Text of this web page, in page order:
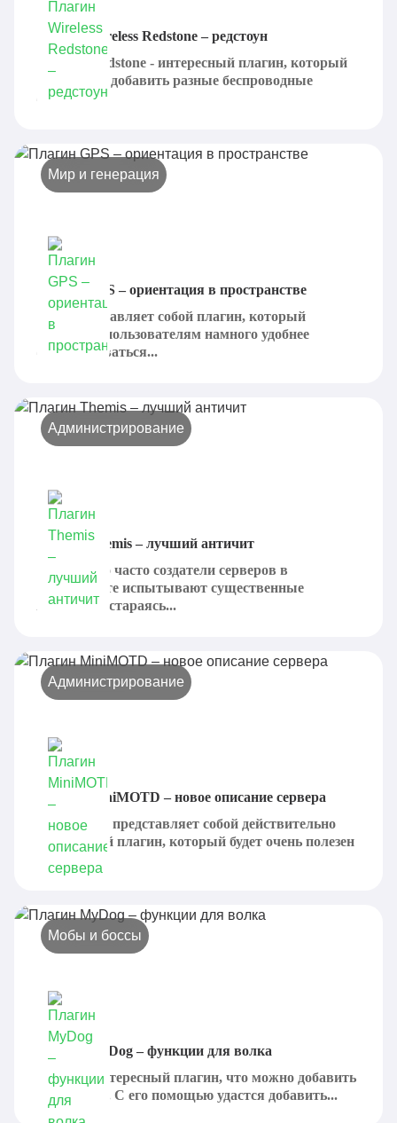
Плагин Wireless Redstone – редстоун
Wireless Redstone - интересный плагин, который
предлагает добавить разные беспроводные
схемы,...
Мир и генерация
Плагин GPS – ориентация в пространстве
GPS представляет собой плагин, который
позволяет пользователям намного удобнее
ориентироваться...
Администрирование
Плагин Themis – лучший античит
Достаточно часто создатели серверов в
Майнкрафте испытывают существенные
проблемы, стараясь...
Администрирование
Плагин MiniMOTD – новое описание сервера
MiniMOTD представляет собой действительно
интересный плагин, который будет очень полезен
Мобы и боссы
Плагин MyDog – функции для волка
MyDog - интересный плагин, что можно добавить
в Minecraft. С его помощью удастся добавить...